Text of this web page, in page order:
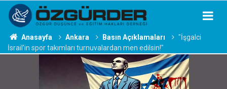
Anasayfa Ankara Basın Açıklamaları
"İşgalci
İsrail’in spor takımları turnuvalardan men edilsin!"